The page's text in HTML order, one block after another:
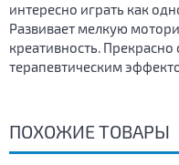
интересно играть как
Развивает мелкую
креативность. Прекрасно
терапевтическим
ПОХОЖИЕ ТОВАРЫ